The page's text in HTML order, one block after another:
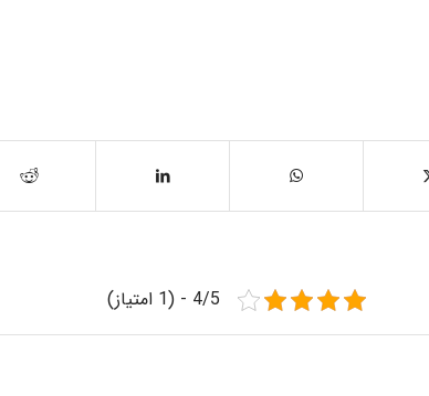
4/5 - (1 امتیاز)